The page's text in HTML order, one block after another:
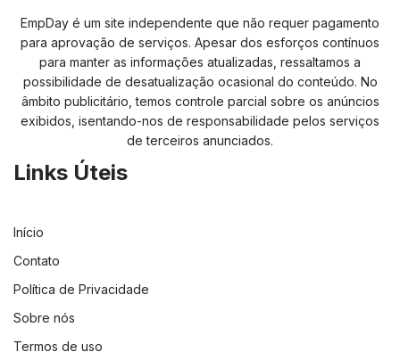
EmpDay é um site independente que não requer pagamento
para aprovação de serviços. Apesar dos esforços contínuos
para manter as informações atualizadas, ressaltamos a
possibilidade de desatualização ocasional do conteúdo. No
âmbito publicitário, temos controle parcial sobre os anúncios
exibidos, isentando-nos de responsabilidade pelos serviços
de terceiros anunciados.
Links Úteis
Início
Contato
Política de Privacidade
Sobre nós
Termos de uso